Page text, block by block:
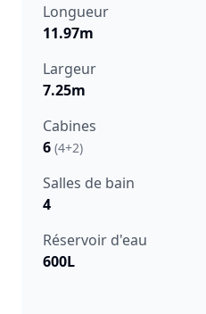
Longueur
11.97m
Largeur
7.25m
Cabines
6 (4+2)
Salles de bain
4
Réservoir d'eau
600L